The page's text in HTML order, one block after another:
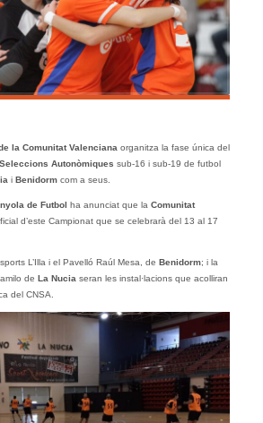
la Comunitat Valenciana organitza la fase única del
Autonòmiques sub-16 i sub-19 de futbol
iBenidormcom a seus.
de Futbol ha anunciat que la Comunitat
d’este Campionat que se celebrarà del 13 al 17
L’Illa i el Pavelló Raúl Mesa, de Benidorm; i la
de La Nucia seran les instal·lacions que acolliran
del CNSA.